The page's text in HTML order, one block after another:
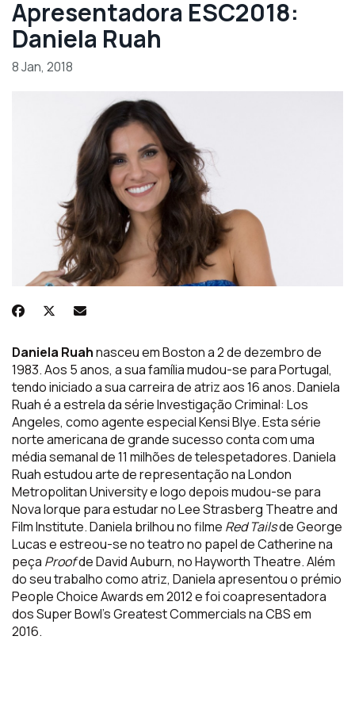
Apresentadora ESC2018:
Daniela Ruah
8 Jan, 2018
Daniela Ruahnasceu em Boston a 2 de dezembro de
1983. Aos 5 anos, a sua família mudou-se para Portugal,
tendo iniciado a sua carreira de atriz aos 16 anos. Daniela
Ruah é a estrela da série Investigação Criminal: Los
Angeles, como agente especial Kensi Blye. Esta série
norte americana de grande sucesso conta com uma
média semanal de 11 milhões de telespetadores.Daniela
Ruah estudou arte de representação na London
Metropolitan University e logo depois mudou-se para
Nova Iorque para estudar no Lee Strasberg Theatre and
Film Institute. Daniela brilhou no filme Red Tailsde George
Lucas e estreou-se no teatro no papel de Catherine na
peça Proofde David Auburn, no Hayworth Theatre. Além
do seu trabalho como atriz, Daniela apresentou o prémio
People Choice Awards em 2012 e foi coapresentadora
dos Super Bowl’s Greatest Commercials na CBS em
2016.